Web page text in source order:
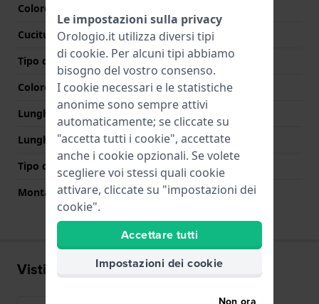
Colore cinturino
Cuciture a colori
Bianco
Tipo di chiusura
Nessuno
Colore Chiusura
N/D
Lunghezza Parte Superiore
75 mm
Lunghezza Parte Inferiore
115 mm
Tipo di montatura
Perni a molla
Montatura dritta
Si
Visti di recente
Le impostazioni sulla privacy
Orologio.it utilizza diversi tipi
di cookie. Per alcuni tipi abbiamo
bisogno del vostro consenso.
I cookie necessari e le statistiche
anonime sono sempre attivi
automaticamente; se cliccate su
"accetta tutti i cookie", accettate
anche i cookie opzionali. Se volete
scegliere voi stessi quali cookie
attivare, cliccate su "impostazioni dei
cookie".
Accettare tutti
Impostazioni dei cookie